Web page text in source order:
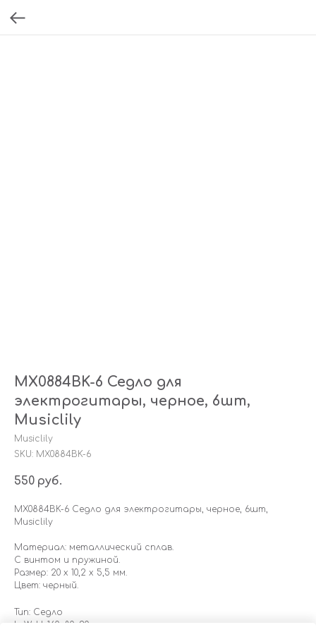
MX0884BK-6 Седло для
электрогитары, черное, 6шт,
Musiclily
Musiclily
SKU: MX0884BK-6
550 руб.
MX0884BK-6 Седло для электрогитары, черное, 6шт,
Musiclily
Материал: металлический сплав.
С винтом и пружиной.
Размер: 20 х 10,2 х 5,5 мм.
Цвет: черный.
Тип: Седло
LxWxH: 160x80x20 mm